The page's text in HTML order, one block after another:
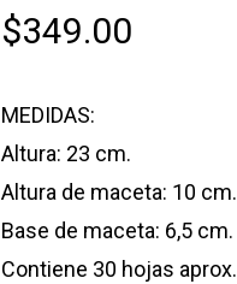
$349.00
MEDIDAS:
Altura: 23 cm.
Altura de maceta: 10 cm.
Base de maceta: 6,5 cm.
Contiene 30 hojas aprox.